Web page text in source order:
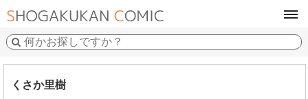
くさか里樹